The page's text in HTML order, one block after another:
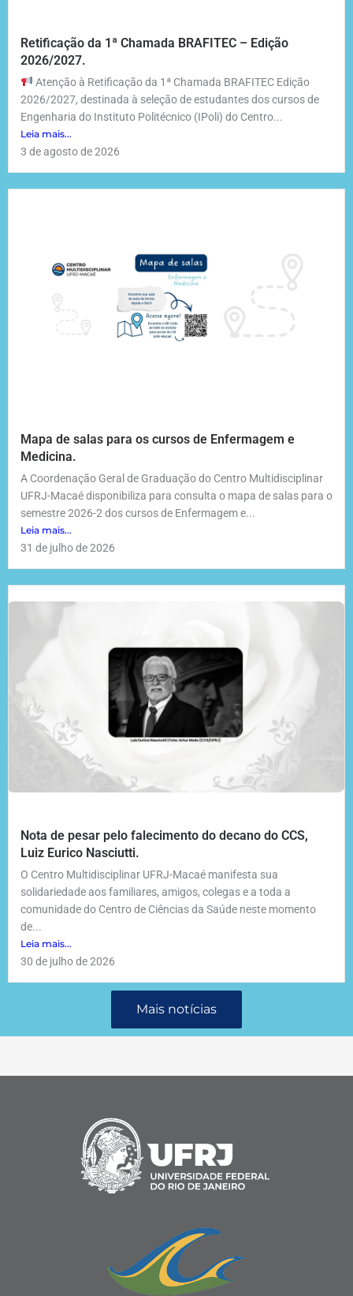
Retificação da 1ª Chamada BRAFITEC – Edição
2026/2027.
Atenção à Retificação da 1ª Chamada BRAFITEC Edição
2026/2027, destinada à seleção de estudantes dos cursos de
Engenharia do Instituto Politécnico (IPoli) do Centro...
Leia mais...
3 de agosto de 2026
Mapa de salas para os cursos de Enfermagem e
Medicina.
A Coordenação Geral de Graduação do Centro Multidisciplinar
UFRJ-Macaé disponibiliza para consulta o mapa de salas para o
semestre 2026-2 dos cursos de Enfermagem e...
Leia mais...
31 de julho de 2026
Nota de pesar pelo falecimento do decano do CCS,
Luiz Eurico Nasciutti.
O Centro Multidisciplinar UFRJ-Macaé manifesta sua
solidariedade aos familiares, amigos, colegas e a toda a
comunidade do Centro de Ciências da Saúde neste momento
de...
Leia mais...
30 de julho de 2026
Mais notícias